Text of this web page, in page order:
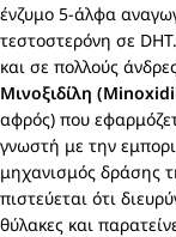
ένζυμο 5-άλφα
τεστοστερόνη σε
και σε πολλούς
Μινοξιδίλη
αφρός) που
γνωστή με την
μηχανισμός δράσης
πιστεύεται ότι
θύλακες και